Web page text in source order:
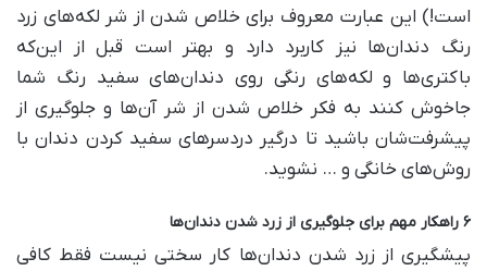
است!) این عبارت معروف برای خلاص شدن از شر لکه‌های زرد
رنگ دندان‌ها نیز کاربرد دارد و بهتر است قبل از این‌که
باکتری‌ها و لکه‌های رنگی روی دندان‌های سفید رنگ شما
جاخوش کنند به فکر خلاص شدن از شر آن‌ها و جلوگیری از
پیشرفت‌شان باشید تا درگیر دردسرهای سفید کردن دندان با
روش‌های خانگی و … نشوید.
۶ راهکار مهم برای جلوگیری از زرد شدن دندان‌ها
پیشگیری از زرد شدن دندان‌ها کار سختی نیست فقط کافی